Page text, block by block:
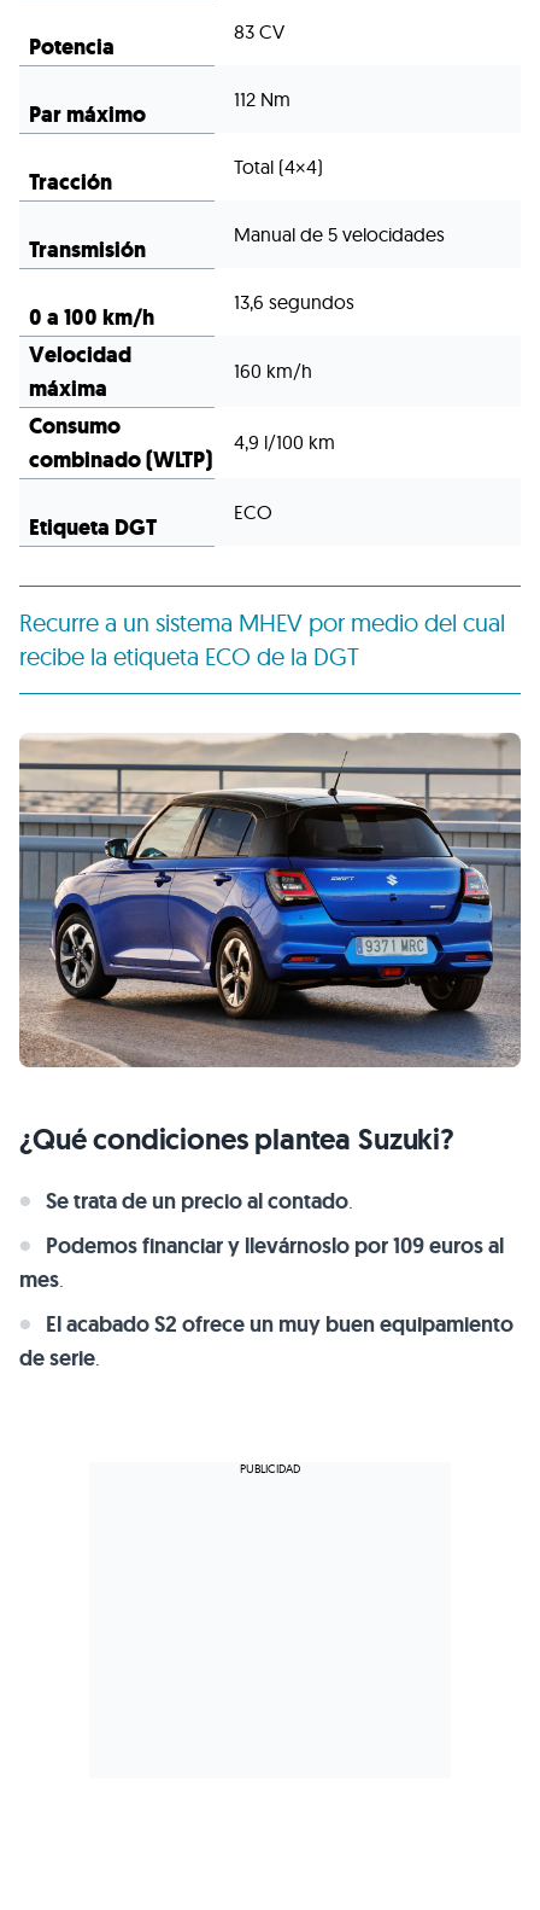
Potencia
83 CV
Par máximo
112 Nm
Tracción
Total (4×4)
Transmisión
Manual de 5 velocidades
0 a 100 km/h
13,6 segundos
Velocidad
máxima
160 km/h
Consumo
combinado (WLTP)
4,9 l/100 km
Etiqueta DGT
ECO
Recurre a un sistema MHEV por medio del cual
recibe la etiqueta ECO de la DGT
¿Qué condiciones plantea Suzuki?
Se trata de un precio al contado.
Podemos financiar y llevárnoslo por 109 euros al
mes.
El acabado S2 ofrece un muy buen equipamiento
de serie.